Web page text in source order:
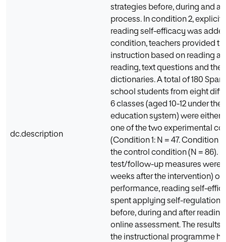
dc.description
strategies before, during and
process. In condition 2, explicit
reading self-efficacy was
condi­tion, teachers provided
instruction based on reading
reading, text questions and the
dictionaries. A total of 180
school students from eight
6 classes (aged 10-12 under the
education system) were either
one of the two experi­mental
(Condition 1: N = 47. Con­dition
the control condition (N = 86).
test/follow-up measures were
weeks after the intervention) of
performance, reading self-
spent applying self-regulation
before, during and after
online assessment. The results
the instructional programme